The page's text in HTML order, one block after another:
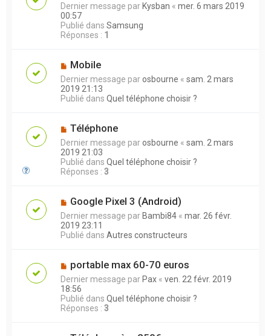
Dernier message par Kysban « mer. 6 mars 2019
00:57
Publié dans Samsung
Réponses : 1
Mobile
Dernier message parosbourne « sam. 2 mars
2019 21:13
Publié dans Quel téléphone choisir ?
Téléphone
Dernier message parosbourne « sam. 2 mars
2019 21:03
Publié dans Quel téléphone choisir ?
Réponses : 3
Google Pixel 3 (Android)
Dernier message par Bambi84 « mar. 26 févr.
2019 23:11
Publié dans Autres constructeurs
portable max 60-70 euros
Dernier message par Pax « ven. 22 févr. 2019
18:56
Publié dans Quel téléphone choisir ?
Réponses : 3